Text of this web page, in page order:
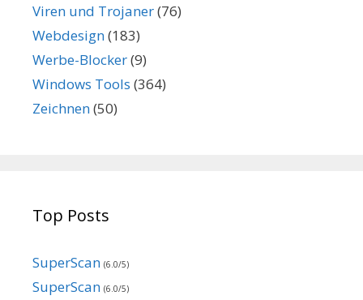
Viren und Trojaner(76)
Webdesign(183)
Werbe-Blocker(9)
Windows Tools (364)
Zeichnen(50)
Top Posts
SuperScan (6.0/5)
SuperScan (6.0/5)